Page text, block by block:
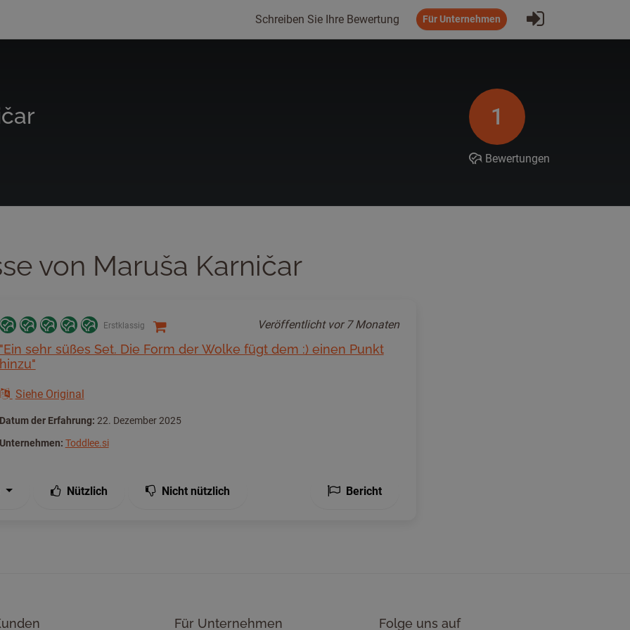
Schreiben Sie Ihre Bewertung
Für Unternehmen Eintragen
1
Bewertungen
von Maruša Karničar
Erstklassig Veröffentlicht vor 7 Monaten
"Ein sehr süßes Set. Die Form der Wolke fügt dem :) einen Punkt
hinzu"
Siehe Original
Datum der Erfahrung: 22. Dezember 2025
Unternehmen: Toddlee.si
Nützlich Nicht nützlich Bericht
Für Unternehmen Folge uns auf